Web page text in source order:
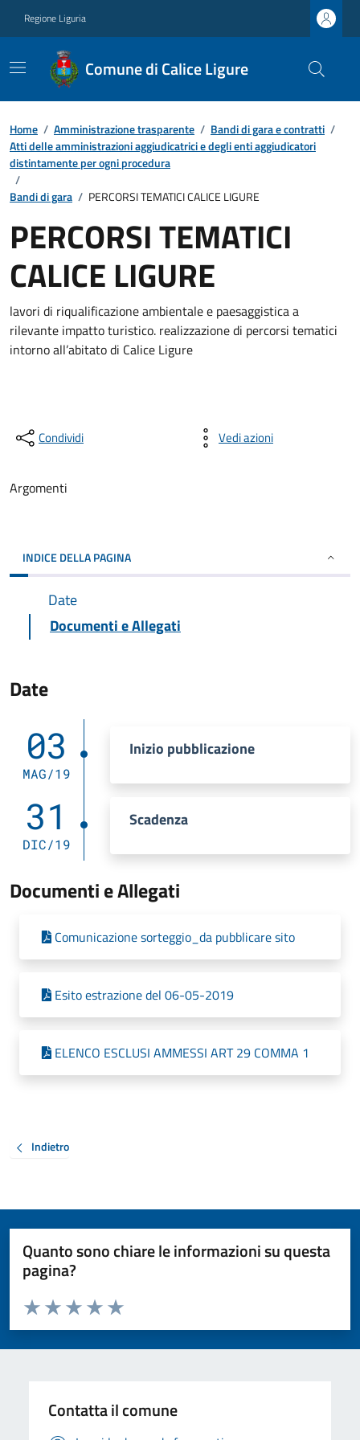
Regione Liguria
Comune di Calice Ligure
Home / Amministrazione trasparente / Bandi di gara e contratti /
Atti delle amministrazioni aggiudicatrici e degli enti aggiudicatori
distintamente per ogni procedura
/
Bandi di gara / PERCORSI TEMATICI CALICE LIGURE
PERCORSI TEMATICI
CALICE LIGURE
lavori di riqualificazione ambientale e paesaggistica a
rilevante impatto turistico. realizzazione di percorsi tematici
intorno all’abitato di Calice Ligure
Condividi Vedi azioni
Argomenti
INDICE DELLA PAGINA
Date
Documenti e Allegati
Date
03
MAG/19
Inizio pubblicazione
31
DIC/19
Scadenza
Documenti e Allegati
Comunicazione sorteggio_da pubblicare sito
Esito estrazione del 06-05-2019
ELENCO ESCLUSI AMMESSI ART 29 COMMA 1
Indietro
Quanto sono chiare le informazioni su questa
pagina?
Valuta da 1 a 5 stelle la pagina
Valuta 5 stelle su 5
Valuta 4 stelle su 5
Valuta 3 stelle su 5
Valuta 2 stelle su 5
Valuta 1 stelle su 5
Contatta il comune